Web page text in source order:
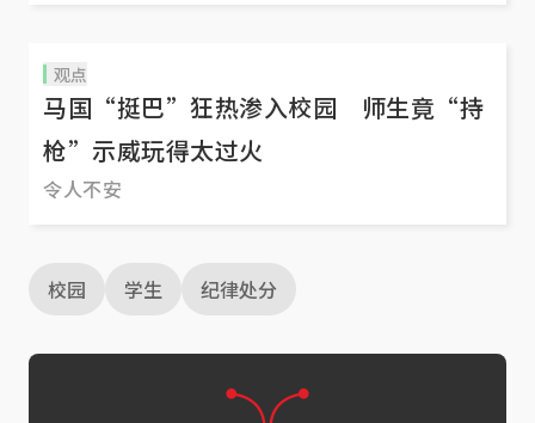
观点
马国“挺巴”狂热渗入校园 师生竟“持
枪”示威玩得太过火
令人不安
校园 学生 纪律处分